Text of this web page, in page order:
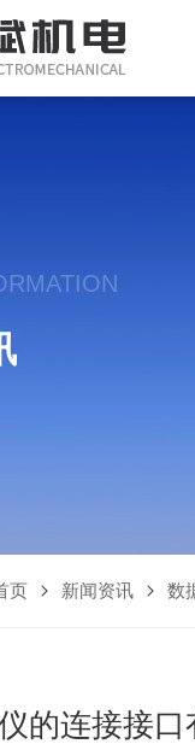
页 新闻资讯 数
的连接接